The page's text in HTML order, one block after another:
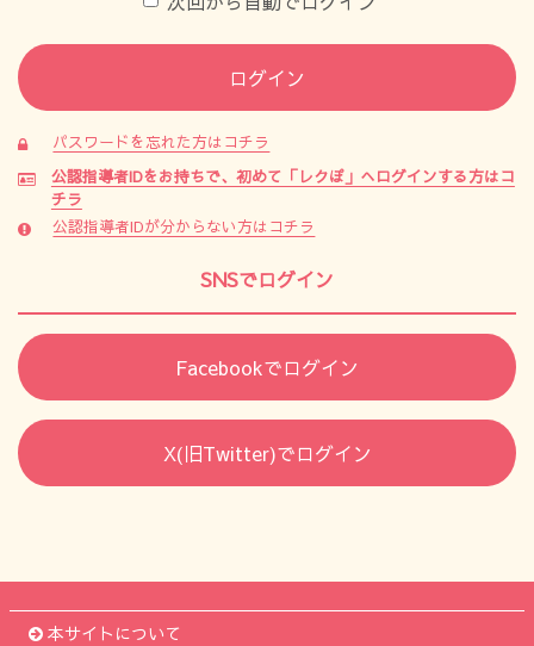
ログイン
パスワードを忘れた方はコチラ
公認指導者IDをお持ちで、初めて「レクぽ」へログインする方はコ
チラ
公認指導者IDが分からない方はコチラ
SNSでログイン
Facebookでログイン
X(旧Twitter)でログイン
本サイトについて